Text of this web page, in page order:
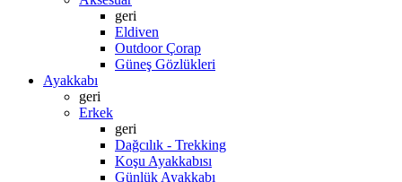
geri
Eldiven
Outdoor Çorap
Güneş Gözlükleri
Ayakkabı
geri
Erkek
geri
Dağcılık - Trekking
Koşu Ayakkabısı
Günlük Ayakkabı